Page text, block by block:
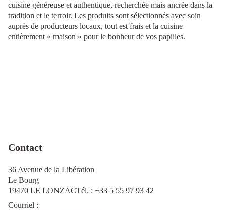
cuisine généreuse et authentique, recherchée mais ancrée dans la
tradition et le terroir. Les produits sont sélectionnés avec soin
auprès de producteurs locaux, tout est frais et la cuisine
entièrement « maison » pour le bonheur de vos papilles.
Contact
36 Avenue de la Libération
Le Bourg
19470 LE LONZACTél. : +33 5 55 97 93 42
Courriel :